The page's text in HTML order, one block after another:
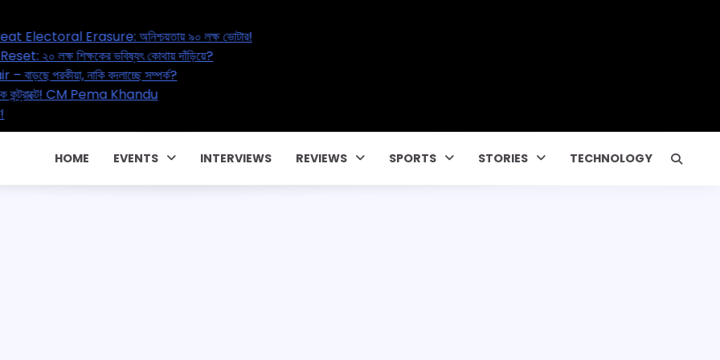
Great Electoral Erasure: অনিশ্চয়তায় ৯০ লক্ষ ভোটার!
Education Reset: ২০ লক্ষ শিক্ষকের ভবিষ্যৎ কোথায় দাঁড়িয়ে?
Affair – বাড়ছে পরকীয়া, নাকি বদলাচ্ছে সম্পর্ক?
টাকার পারিবারিক কন্ট্রাক্টে! CM Pema Khandu
একটা জালিয়াতি!
HOME EVENTS INTERVIEWS REVIEWS SPORTS STORIES TECHNOLOGY